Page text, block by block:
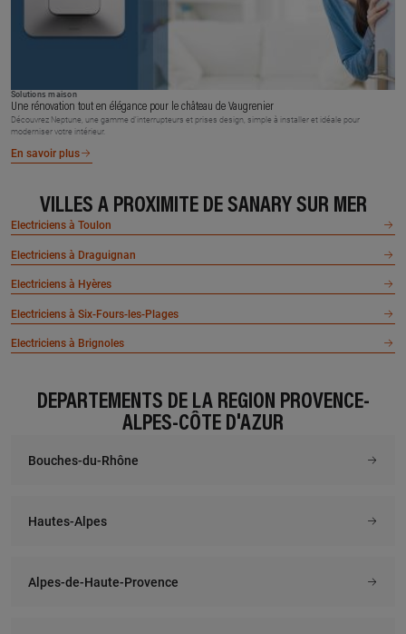
Solutions maison
Une rénovation tout en élégance pour le château de Vaugrenier
Découvrez Neptune, une gamme d’interrupteurs et prises design, simple à installer et idéale pour
moderniser votre intérieur.
En savoir plus
VILLES À PROXIMITÉ DE SANARY SUR MER
Electriciens à Toulon
Electriciens à Draguignan
Electriciens à Hyères
Electriciens à Six-Fours-les-Plages
Electriciens à Brignoles
DÉPARTEMENTS DE LA RÉGION PROVENCE-
ALPES-CÔTE D'AZUR
Bouches-du-Rhône
Hautes-Alpes
Alpes-de-Haute-Provence